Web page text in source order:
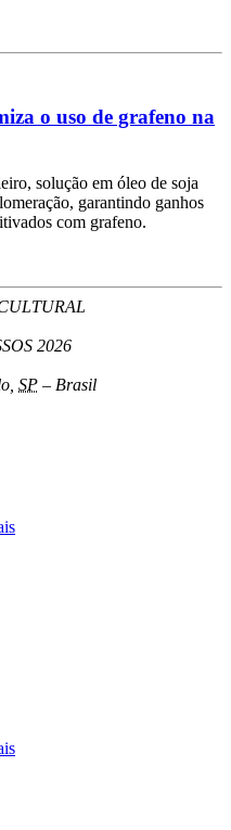
o uso de grafeno na
solução em óleo de soja
garantindo ganhos
com grafeno.
2026
SP – Brasil